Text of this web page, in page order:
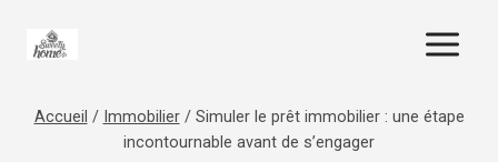
Accueil / Immobilier / Simuler le prêt immobilier : une étape
incontournable avant de s’engager